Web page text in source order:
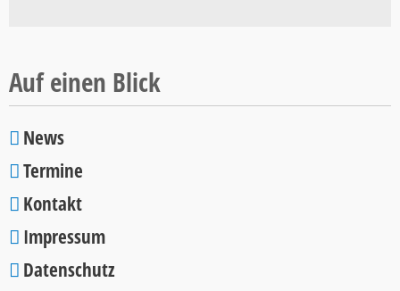
Auf einen Blick
Navigation
überspringen
News
Termine
Kontakt
Impressum
Datenschutz